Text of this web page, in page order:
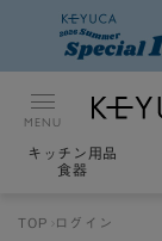
MENU
キッチン用品
食器
TOP ログイン